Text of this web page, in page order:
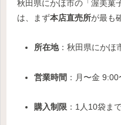
秋田県にかほ市の「渥美菓
は、まず本店直売所が最も
所在地：秋田県にかほ
営業時間 ：月〜金
購入制限 ：1人10袋ま